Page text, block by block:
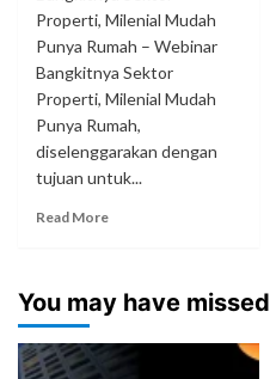
Properti, Milenial Mudah
Punya Rumah – Webinar
Bangkitnya Sektor
Properti, Milenial Mudah
Punya Rumah,
diselenggarakan dengan
tujuan untuk...
Read More
You may have missed